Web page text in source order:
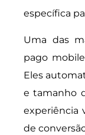
específica
Uma das
pago
Eles
e tamanho
experiência
de